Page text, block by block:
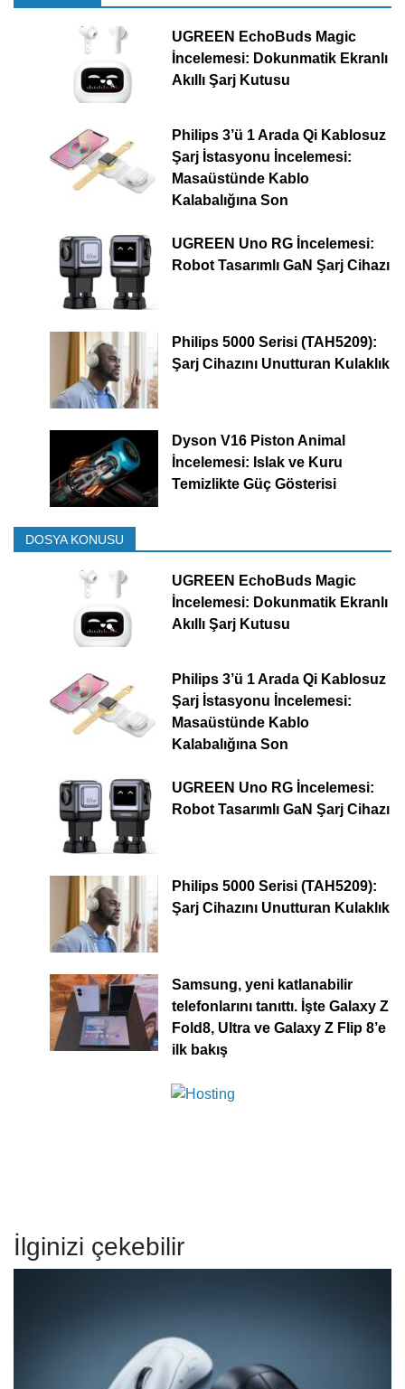
UGREEN EchoBuds Magic
İncelemesi: Dokunmatik Ekranlı
Akıllı Şarj Kutusu
Philips 3’ü 1 Arada Qi Kablosuz
Şarj İstasyonu İncelemesi:
Masaüstünde Kablo
Kalabalığına Son
UGREEN Uno RG İncelemesi:
Robot Tasarımlı GaN Şarj Cihazı
Philips 5000 Serisi (TAH5209):
Şarj Cihazını Unutturan Kulaklık
Dyson V16 Piston Animal
İncelemesi: Islak ve Kuru
Temizlikte Güç Gösterisi
DOSYA KONUSU
UGREEN EchoBuds Magic
İncelemesi: Dokunmatik Ekranlı
Akıllı Şarj Kutusu
Philips 3’ü 1 Arada Qi Kablosuz
Şarj İstasyonu İncelemesi:
Masaüstünde Kablo
Kalabalığına Son
UGREEN Uno RG İncelemesi:
Robot Tasarımlı GaN Şarj Cihazı
Philips 5000 Serisi (TAH5209):
Şarj Cihazını Unutturan Kulaklık
Samsung, yeni katlanabilir
telefonlarını tanıttı. İşte Galaxy Z
Fold8, Ultra ve Galaxy Z Flip 8’e
ilk bakış
İlginizi çekebilir